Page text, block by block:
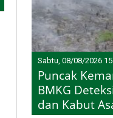
Sabtu, 08/08/2026
Puncak
BMKG
dan Kabut